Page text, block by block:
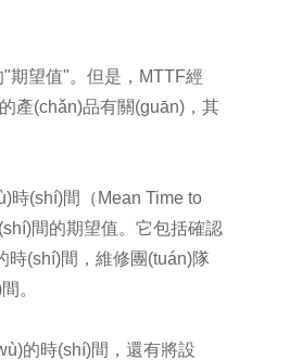
期望值"。但是，MTTF經
(chǎn)品有關(guān)，其
時(shí)間（Mean Time to
間的期望值。它包括確認
(shí)間，維修團(tuán)隊
。
的時(shí)間，還有將設